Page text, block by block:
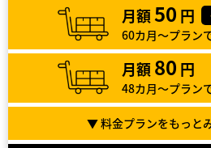
月額50 円
60カ月～プラン
月額 80 円
48カ月～プラン
▼ 料金プランをもっと